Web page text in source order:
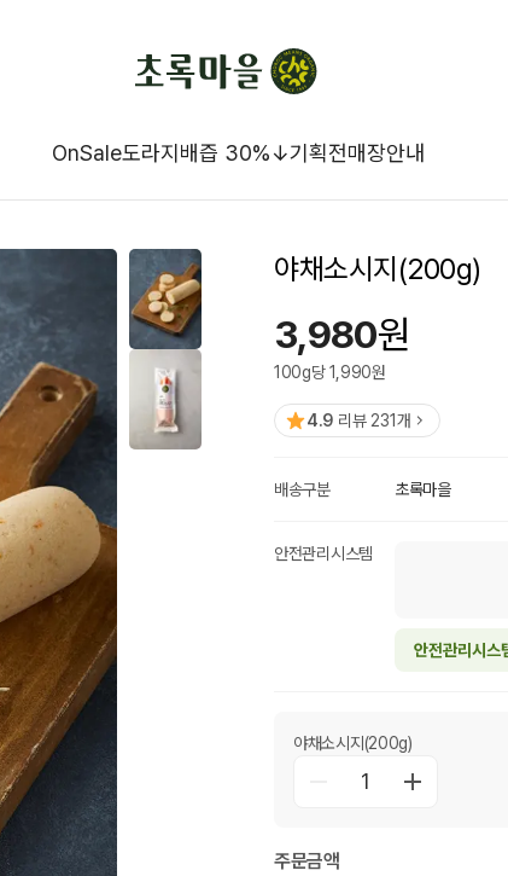
OnSale도라지배즙 30%↓기획전매장안내
야채소시지(200g)
3,980원
100g당1,990원
4.9 리뷰 231개
배송구분 초록마을
안전관리시스템
안전관리시스
야채소시지(200g)
1
주문금액